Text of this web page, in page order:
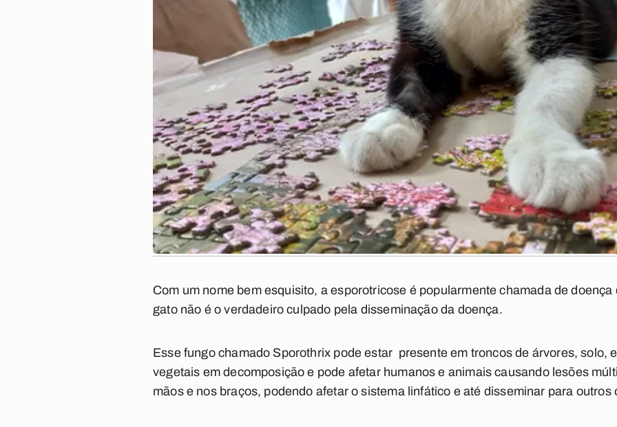
Com um nome bem esquisito, a esporotricose é popularmente chamada de
gato não é o verdadeiro culpado pela disseminação da doença.
Esse fungo chamado Sporothrix pode estar presente em troncos de árvores, solo,
vegetais em decomposição e pode afetar humanos e animais causando lesões
mãos e nos braços, podendo afetar o sistema linfático e até disseminar para outros